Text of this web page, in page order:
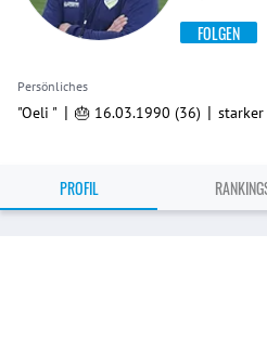
FOLGEN
Persönliches
"Oeli " | 🎂 16.03.1990 (36) |
PROFIL